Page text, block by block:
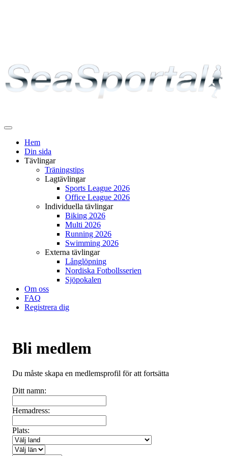
Växla
navigering
Hem
Din sida
Tävlingar
Träningstips
Lagtävlingar
Sports League 2026
Office League 2026
Individuella tävlingar
Biking 2026
Multi 2026
Running 2026
Swimming 2026
Externa tävlingar
Långlöpning
Nordiska Fotbollsserien
Sjöpokalen
Om oss
FAQ
Registrera dig
Bli medlem
Du måste skapa en medlemsprofil för att fortsätta
Ditt namn:
Hemadress:
Plats: